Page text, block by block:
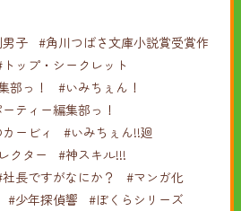
子 #角川つばさ文庫小説賞受賞作
ップ・シークレット
部っ！
#いみちぇん！
ティー編集部っ！
ービィ
#いみちぇん!!廻
クター
#神スキル!!!
長ですがなにか？
#マンガ化
#少年探偵響
#ぼくらシリーズ